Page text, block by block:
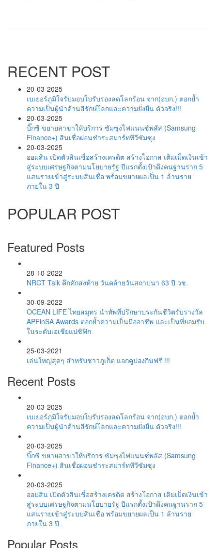
RECENT POST
20-03-2025
เบเยอร์ภูมิใจรับมอบใบรับรองลดโลกร้อน จาก(อบก.) ตอกย้ำ
ความเป็นผู้นำด้านสีรักษ์โลกและความยั่งยืน ตัวจริง!!!
20-03-2025
บิ๊กซี ขยายสาขาให้บริการ ซัมซุงไฟแนนซ์พลัส (Samsung
Finance+) สินเชื่อผ่อนชำระสมาร์ททีวีซัมซุง
20-03-2025
ออมสิน เปิดตัวสินเชื่อสร้างเครดิต สร้างโอกาส เติมเม็ดเงินเข้า
สู่ระบบเศรษฐกิจตามนโยบายรัฐ ปีแรกตั้งเป้าดึงคนฐานราก 5
แสนรายเข้าสู่ระบบสินเชื่อ พร้อมขยายผลเป็น 1 ล้านราย
ภายใน 3 ปี
POPULAR POST
Featured Posts
28-10-2022
NRCT Talk คึกคักส่งท้าย วันคล้ายวันสถาปนา 63 ปี วช.
30-09-2022
OCEAN LIFE ไทยสมุทร นำทัพที่ปรึกษาประกันชีวิตรับรางวัล
APFinSA Awards ตอกย้ำความเป็นมืออาชีพ และเป็นที่ยอมรับ
ในระดับเอเชียแปซิฟิก
25-03-2021
เล่นใหญ่สุดๆ สำหรับชาวภูเก็ต แจกคูปองกินฟรี !!!
Recent Posts
20-03-2025
เบเยอร์ภูมิใจรับมอบใบรับรองลดโลกร้อน จาก(อบก.) ตอกย้ำ
ความเป็นผู้นำด้านสีรักษ์โลกและความยั่งยืน ตัวจริง!!!
20-03-2025
บิ๊กซี ขยายสาขาให้บริการ ซัมซุงไฟแนนซ์พลัส (Samsung
Finance+) สินเชื่อผ่อนชำระสมาร์ททีวีซัมซุง
20-03-2025
ออมสิน เปิดตัวสินเชื่อสร้างเครดิต สร้างโอกาส เติมเม็ดเงินเข้า
สู่ระบบเศรษฐกิจตามนโยบายรัฐ ปีแรกตั้งเป้าดึงคนฐานราก 5
แสนรายเข้าสู่ระบบสินเชื่อ พร้อมขยายผลเป็น 1 ล้านราย
ภายใน 3 ปี
Popular Posts